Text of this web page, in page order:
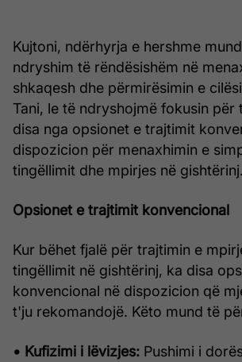
Kujtoni, ndërhyrja e hershme
ndryshim të rëndësishëm në
shkaqesh dhe përmirësimin e
Tani, le të ndryshojmë fokusin për
disa nga opsionet e trajtimit
dispozicion për menaxhimin e
tingëllimit dhe mpirjes në gishtërinj.
Opsionet e trajtimit konvencional
Kur bëhet fjalë për trajtimin e
tingëllimit në gishtërinj, ka disa
konvencional në dispozicion që
t'ju rekomandojë. Këto mund të
• Kufizimi i lëvizjes: Pushimi i